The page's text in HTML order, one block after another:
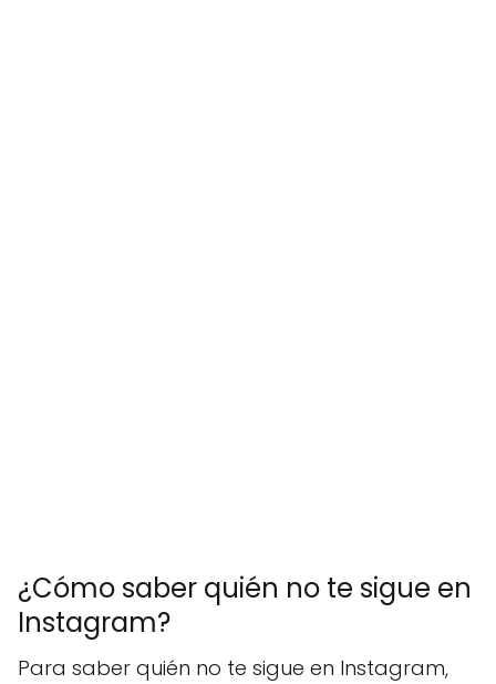
¿Cómo saber quién no te sigue en
Instagram?
Para saber quién no te sigue en Instagram,